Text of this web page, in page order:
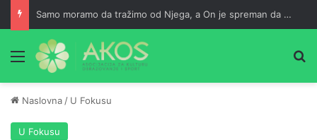
Samo moramo da tražimo od Njega, a On je spreman da nam usliši
Meni
Naslovna / U Fokusu
U Fokusu